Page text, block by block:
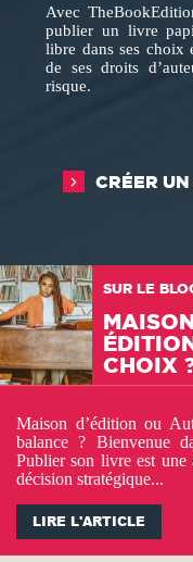
Avec
publier un livre
libre dans ses choix
de ses droits
risque.
CRÉER
SUR LE
CHOIX
Maison d’édition ou
balance ? Bienvenue
Publier son livre est une
décision stratégique...
LIRE L'ARTICLE